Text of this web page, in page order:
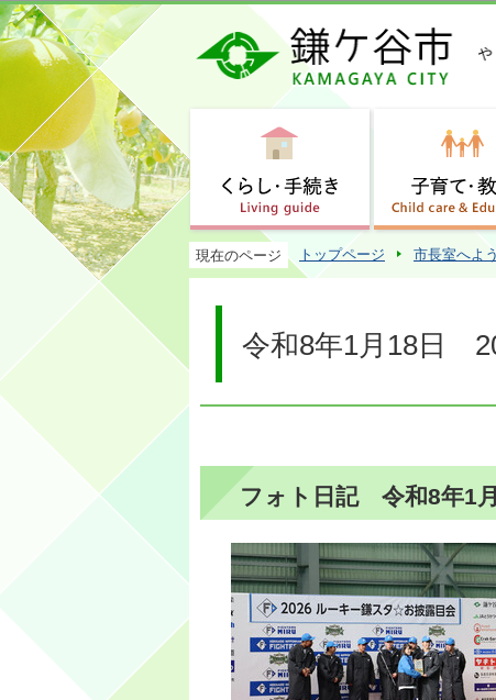
現在のページ トップページ 市長室へよ
令和8年1月18日
フォト日記 令和8年1